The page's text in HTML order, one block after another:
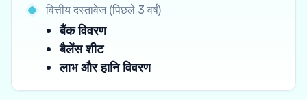
वित्तीय दस्तावेज (पिछले 3 वर्ष)
बैंक विवरण
बैलेंस शीट
लाभ और हानि विवरण